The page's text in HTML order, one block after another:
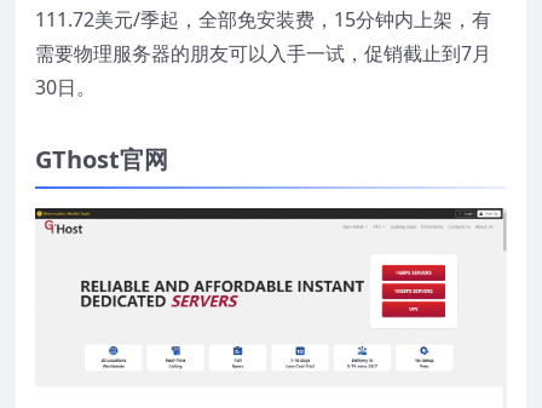
111.72美元/季起，全部免安装费，15分钟内上架，有
需要物理服务器的朋友可以入手一试，促销截止到7月
30日。
GThost官网